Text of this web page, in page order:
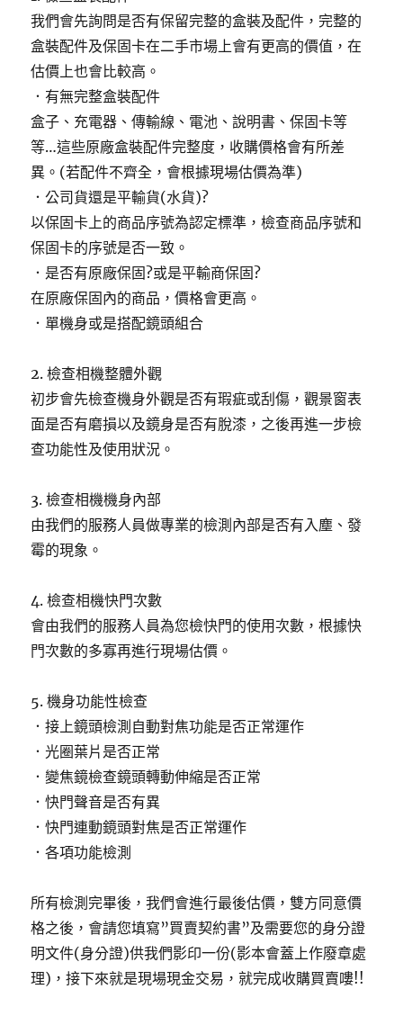
我們會先詢問是否有保留完整的盒裝及配件，完整的
盒裝配件及保固卡在二手市場上會有更高的價值，在
估價上也會比較高。
．有無完整盒裝配件
盒子、充電器、傳輸線、電池、說明書、保固卡等
等…這些原廠盒裝配件完整度，收購價格會有所差
異。(若配件不齊全，會根據現場估價為準)
．公司貨還是平輸貨(水貨)?
以保固卡上的商品序號為認定標準，檢查商品序號和
保固卡的序號是否一致。
．是否有原廠保固?或是平輸商保固?
在原廠保固內的商品，價格會更高。
．單機身或是搭配鏡頭組合
2. 檢查相機整體外觀
初步會先檢查機身外觀是否有瑕疵或刮傷，觀景窗表
面是否有磨損以及鏡身是否有脫漆，之後再進一步檢
查功能性及使用狀況。
3. 檢查相機機身內部
由我們的服務人員做專業的檢測內部是否有入塵、發
霉的現象。
4. 檢查相機快門次數
會由我們的服務人員為您檢快門的使用次數，根據快
門次數的多寡再進行現場估價。
5. 機身功能性檢查
．接上鏡頭檢測自動對焦功能是否正常運作
．光圈葉片是否正常
．變焦鏡檢查鏡頭轉動伸縮是否正常
．快門聲音是否有異
．快門連動鏡頭對焦是否正常運作
．各項功能檢測
所有檢測完畢後，我們會進行最後估價，雙方同意價
格之後，會請您填寫”買賣契約書”及需要您的身分證
明文件(身分證)供我們影印一份(影本會蓋上作廢章處
理)，接下來就是現場現金交易，就完成收購買賣嘍!!